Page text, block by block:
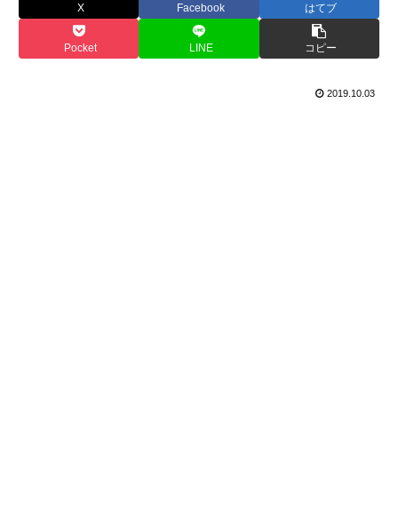
X Facebook はてブ
Pocket LINE コピー
2019.10.03